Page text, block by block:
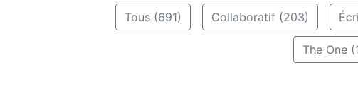
Tous (691) Collaboratif (203)
The One